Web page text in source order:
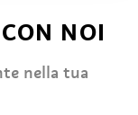
NOI
nella tua